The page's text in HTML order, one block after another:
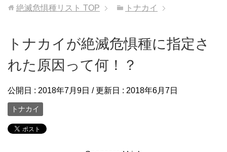
絶滅危惧種リスト TOP トナカイ
トナカイが絶滅危惧種に指定さ
れた原因って何！？
公開日 : 2018年7月9日 / 更新日 : 2018年6月7日
トナカイ